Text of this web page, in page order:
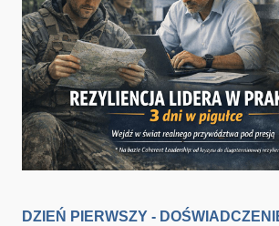
DZIEŃ PIERWSZY -